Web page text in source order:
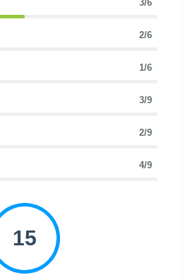
3/6
2/6
1/6
3/9
2/9
4/9
15